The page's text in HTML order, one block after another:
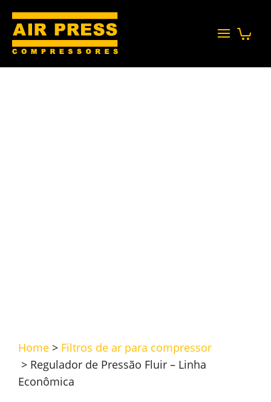
Home > Filtros de ar para compressor
> Regulador de Pressão Fluir – Linha
Econômica